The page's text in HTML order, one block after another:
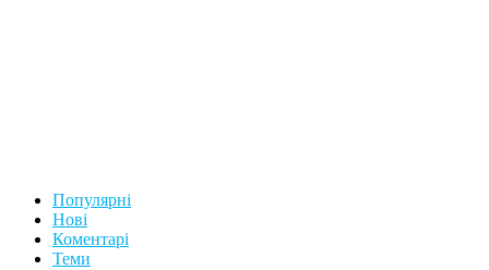
Популярні
Нові
Коментарі
Теми